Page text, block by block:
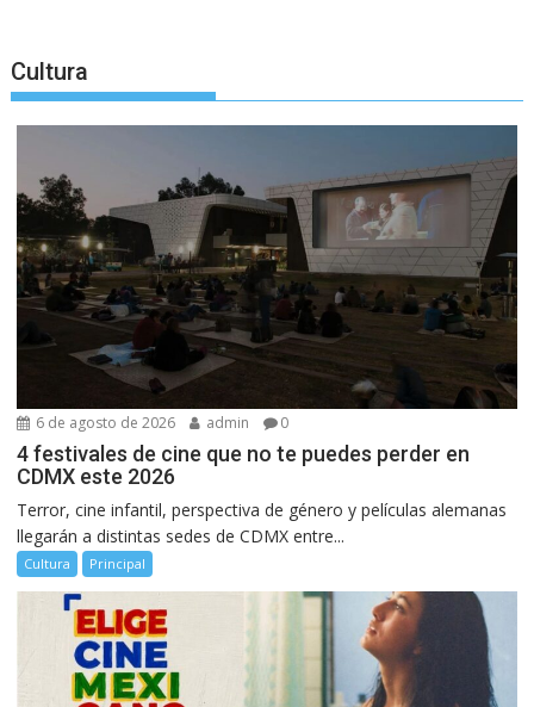
Cultura
6 de agosto de 2026 admin 0
4 festivales de cine que no te puedes perder en
CDMX este 2026
Terror, cine infantil, perspectiva de género y películas alemanas
llegarán a distintas sedes de CDMX entre...
Cultura Principal